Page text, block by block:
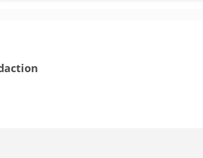
Allemagne, Royaume-Uni, Etats-